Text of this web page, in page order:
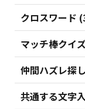
クロスワード
マッチ棒クイ
仲間ハズレ探
共通する文字